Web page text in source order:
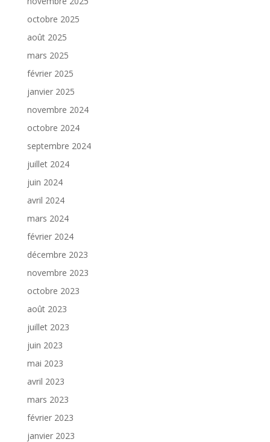
octobre 2025
août 2025
mars 2025
février 2025
janvier 2025
novembre 2024
octobre 2024
septembre 2024
juillet 2024
juin 2024
avril 2024
mars 2024
février 2024
décembre 2023
novembre 2023
octobre 2023
août 2023
juillet 2023
juin 2023
mai 2023
avril 2023
mars 2023
février 2023
janvier 2023